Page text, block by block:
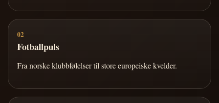
02
Fotballpuls
Fra norske klubbfølelser til store europeiske kvelder.